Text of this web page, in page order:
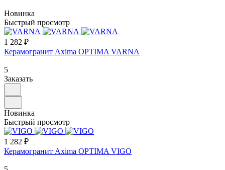
Новинка
Быстрый просмотр
1 282 ₽
Керамогранит Axima OPTIMA VARNA
5
Заказать
Новинка
Быстрый просмотр
1 282 ₽
Керамогранит Axima OPTIMA VIGO